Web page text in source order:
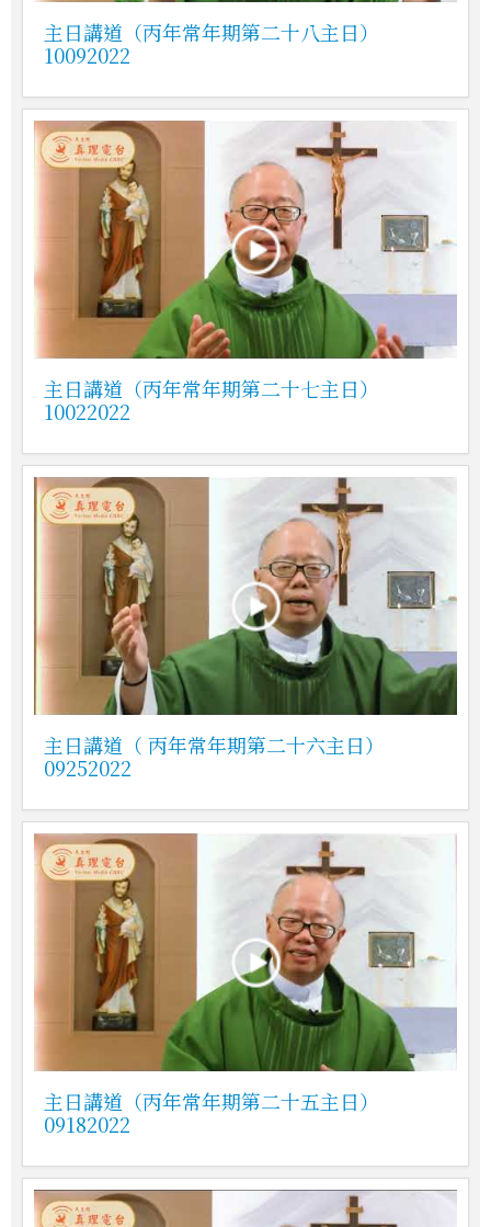
主日講道（丙年常年期第二十八主日）
10092022
主日講道（丙年常年期第二十七主日）
10022022
主日講道（ 丙年常年期第二十六主日）
09252022
主日講道（丙年常年期第二十五主日）
09182022